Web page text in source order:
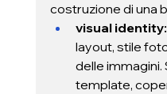
costruzione di una
visual identity:
layout, stile
delle immagini.
template,